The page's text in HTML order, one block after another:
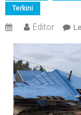
Terkini
Editor